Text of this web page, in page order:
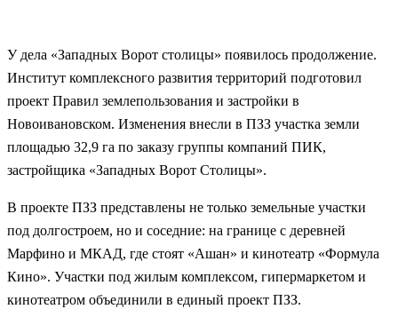
У дела «Западных Ворот столицы» появилось продолжение.
Институт комплексного развития территорий подготовил
проект Правил землепользования и застройки в
Новоивановском. Изменения внесли в ПЗЗ участка земли
площадью 32,9 га по заказу группы компаний ПИК,
застройщика «Западных Ворот Столицы».
В проекте ПЗЗ представлены не только земельные участки
под долгостроем, но и соседние: на границе с деревней
Марфино и МКАД, где стоят «Ашан» и кинотеатр «Формула
Кино». Участки под жилым комплексом, гипермаркетом и
кинотеатром объединили в единый проект ПЗЗ.